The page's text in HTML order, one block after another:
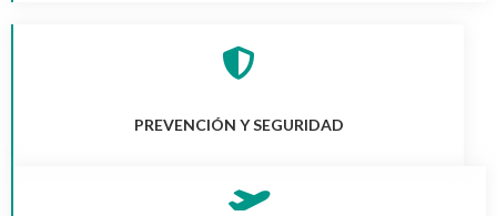
PREVENCIÓN Y SEGURIDAD